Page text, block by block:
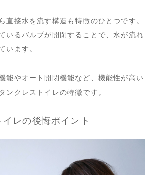
直接水を流す構造も特徴のひとつです。
いるバルブが開閉することで、水が流れ
います。
能やオート開閉機能など、機能性が高い
ンクレストイレの特徴です。
レの後悔ポイント